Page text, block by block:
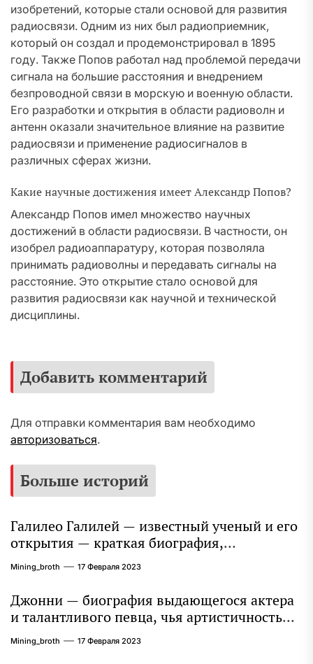
изобретений, которые стали основой для развития
радиосвязи. Одним из них был радиоприемник,
который он создал и продемонстрировал в 1895
году. Также Попов работал над проблемой передачи
сигнала на большие расстояния и внедрением
безпроводной связи в морскую и военную области.
Его разработки и открытия в области радиоволн и
антенн оказали значительное влияние на развитие
радиосвязи и применение радиосигналов в
различных сферах жизни.
Какие научные достижения имеет Александр Попов?
Александр Попов имел множество научных
достижений в области радиосвязи. В частности, он
изобрел радиоаппаратуру, которая позволяла
принимать радиоволны и передавать сигналы на
расстояние. Это открытие стало основой для
развития радиосвязи как научной и технической
дисциплины.
Добавить комментарий
Для отправки комментария вам необходимо
авторизоваться.
Больше историй
Галилео Галилей — известный ученый и его
открытия — краткая биография,
достижения и вклад в науку
Mining_broth 17 Февраля 2023
Джонни — биография выдающегося актера
и талантливого певца, чья артистичность
захватывает миллионы сердец
Mining_broth 17 Февраля 2023